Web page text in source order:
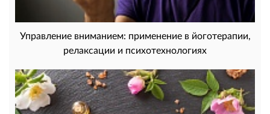
Управление вниманием: применение в йоготерапии,
релаксации и психотехнологиях